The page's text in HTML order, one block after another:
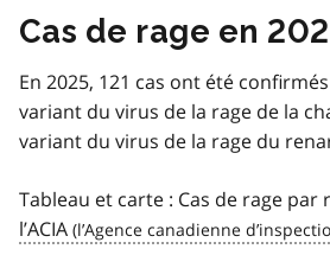
Cas de rage en
En 2025, 121 cas ont été
variant du virus de la rage de la
variant du virus de la rage du
Tableau et carte : Cas de rage par
l’ACIA